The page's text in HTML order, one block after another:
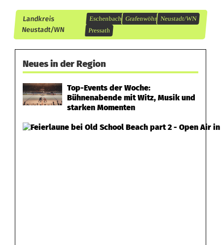
a
n
g
Landkreis
Neustadt/WN
Eschenbach Grafenwöhr
Neustadt/WN
Pressath
Neues in der Region
Top-Events der Woche:
Bühnenabende mit Witz, Musik und
starken Momenten